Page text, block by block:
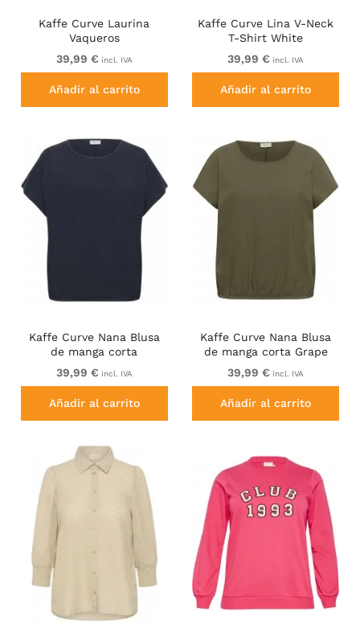
Kaffe Curve Laurina
Vaqueros
Washed/Destroyed Blue
Denim
39,99 € incl. IVA
Añadir al carrito
Kaffe Curve Lina V-Neck
T-Shirt White
39,99 € incl. IVA
Añadir al carrito
Kaffe Curve Nana Blusa
de manga corta
39,99 € incl. IVA
Añadir al carrito
Kaffe Curve Nana Blusa
de manga corta Grape
Leaf
39,99 € incl. IVA
Añadir al carrito